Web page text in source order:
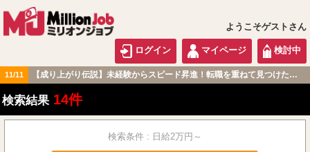
ようこそゲストさん
ログイン マイページ 検討中
11/11 【成り上がり伝説】未経験からスピード昇進！転職を重ねて見つけた『本当に働きやすい職場』とは？
北海道・東北版
検索結果 14件
検索条件 : 日給2万円～